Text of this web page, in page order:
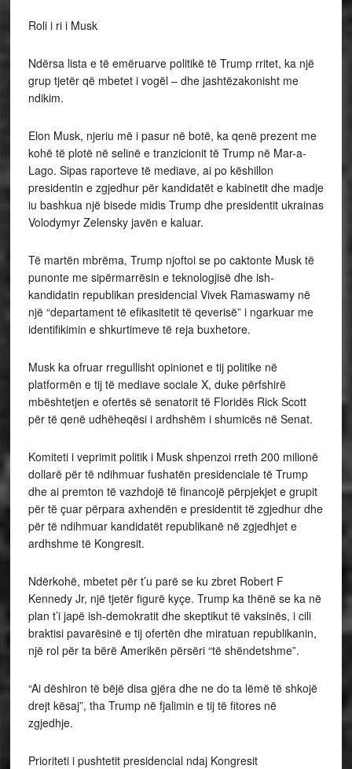
Roli i ri i Musk
Ndërsa lista e të emëruarve politikë të Trump rritet, ka një
grup tjetër që mbetet i vogël – dhe jashtëzakonisht me
ndikim.
Elon Musk, njeriu më i pasur në botë, ka qenë prezent me
kohë të plotë në selinë e tranzicionit të Trump në Mar-a-
Lago. Sipas raporteve të mediave, ai po këshillon
presidentin e zgjedhur për kandidatët e kabinetit dhe madje
iu bashkua një bisede midis Trump dhe presidentit ukrainas
Volodymyr Zelensky javën e kaluar.
Të martën mbrëma, Trump njoftoi se po caktonte Musk të
punonte me sipërmarrësin e teknologjisë dhe ish-
kandidatin republikan presidencial Vivek Ramaswamy në
një “departament të efikasitetit të qeverisë” i ngarkuar me
identifikimin e shkurtimeve të reja buxhetore.
Musk ka ofruar rregullisht opinionet e tij politike në
platformën e tij të mediave sociale X, duke përfshirë
mbështetjen e ofertës së senatorit të Floridës Rick Scott
për të qenë udhëheqësi i ardhshëm i shumicës në Senat.
Komiteti i veprimit politik i Musk shpenzoi rreth 200 milionë
dollarë për të ndihmuar fushatën presidenciale të Trump
dhe ai premton të vazhdojë të financojë përpjekjet e grupit
për të çuar përpara axhendën e presidentit të zgjedhur dhe
për të ndihmuar kandidatët republikanë në zgjedhjet e
ardhshme të Kongresit.
Ndërkohë, mbetet për t’u parë se ku zbret Robert F
Kennedy Jr, një tjetër figurë kyçe. Trump ka thënë se ka në
plan t’i japë ish-demokratit dhe skeptikut të vaksinës, i cili
braktisi pavarësinë e tij ofertën dhe miratuan republikanin,
një rol për ta bërë Amerikën përsëri “të shëndetshme”.
“Ai dëshiron të bëjë disa gjëra dhe ne do ta lëmë të shkojë
drejt kësaj”, tha Trump në fjalimin e tij të fitores në
zgjedhje.
Prioriteti i pushtetit presidencial ndaj Kongresit